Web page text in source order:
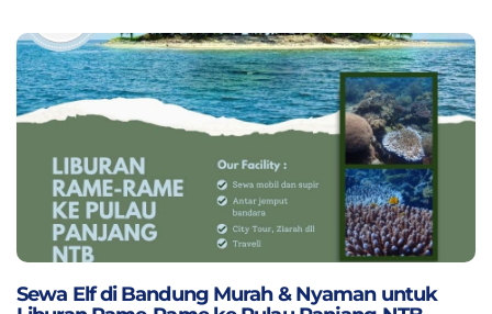
Sewa Elf di Bandung Murah & Nyaman untuk